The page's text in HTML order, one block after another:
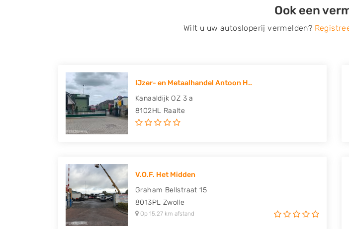
onderdelen offerte aanvragen? Dat kan via de Onderdelenlijn! Vul uw
kenteken in en druk op verzenden.
Honda, Hyundai, Kia, Mazda, Mercedes Benz, Mitsubishi, Nissan, Opel,
Peugeot, Porsche, Renault, Seat, Skoda, Suzuki, Tesla, Toyota,
Volkswagen en Volvo.
Ook een
Wilt u uw autosloperij vermelden?
IJzer- en Metaalhandel Antoon H..
Kanaaldijk OZ 3 a
8102HL Raalte
V.O.F. Het Midden
Graham Bellstraat 15
8013PL Zwolle
Op 15,27 km afstand